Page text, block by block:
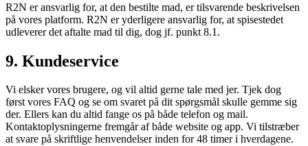
R2N er ansvarlig for, at den bestilte mad, er tilsvarende beskrivelsen
på vores platform. R2N er yderligere ansvarlig for, at spisestedet
udleverer det aftalte mad til dig, dog jf. punkt 8.1.
9. Kundeservice
Vi elsker vores brugere, og vil altid gerne tale med jer. Tjek dog
først vores FAQ og se om svaret på dit spørgsmål skulle gemme sig
der. Ellers kan du altid fange os på både telefon og mail.
Kontaktoplysningerne fremgår af både website og app. Vi tilstræber
at svare på skriftlige henvendelser inden for 48 timer i hverdagene.